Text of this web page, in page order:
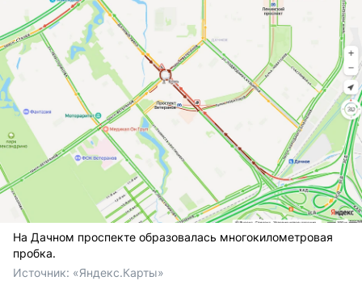
На Дачном проспекте образовалась многокилометровая
пробка.
Источник: «Яндекс.Карты»